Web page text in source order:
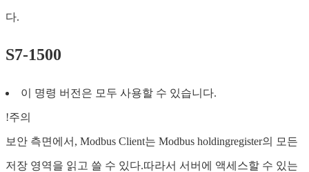
다.
S7-1500
이 명령 버전은 모두 사용할 수 있습니다.
!주의
보안 측면에서, Modbus Client는 Modbus holdingregister의 모든
저장 영역을 읽고 쓸 수 있다.따라서 서버에 액세스할 수 있는